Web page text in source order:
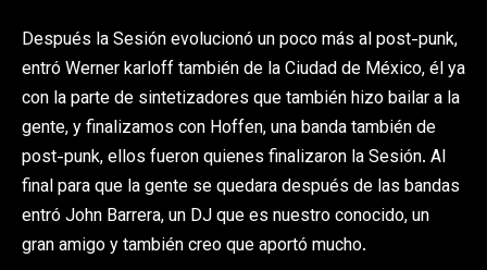
Después la Sesión evolucionó un poco más al post-punk,
entró Werner karloff también de la Ciudad de México, él ya
con la parte de sintetizadores que también hizo bailar a la
gente, y finalizamos con Hoffen, una banda también de
post-punk, ellos fueron quienes finalizaron la Sesión. Al
final para que la gente se quedara después de las bandas
entró John Barrera, un DJ que es nuestro conocido, un
gran amigo y también creo que aportó mucho.